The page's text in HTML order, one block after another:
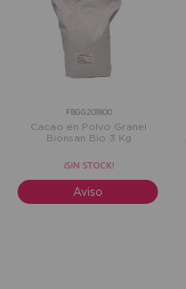
FBGG201800
Cacao en Polvo Granel
Bionsan Bio 3 Kg
¡SIN STOCK!
Aviso